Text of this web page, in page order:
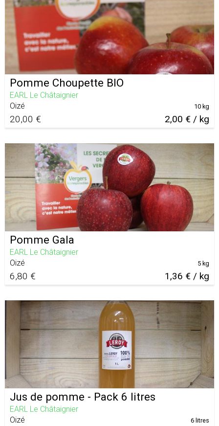
Pomme Choupette BIO
EARL Le Châtaignier
Oizé
20,00 € 2,00 € / kg
10 kg
Pomme Gala
EARL Le Châtaignier
Oizé
6,80 € 1,36 € / kg
5 kg
Jus de pomme - Pack 6 litres
EARL Le Châtaignier
Oizé
6 litres